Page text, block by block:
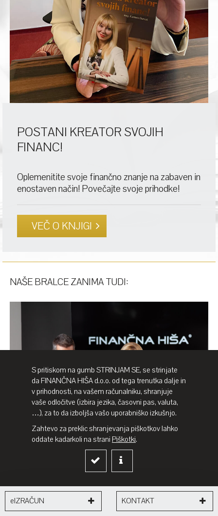
POSTANI KREATOR SVOJIH
FINANC!
Oplemenitite svoje finančno znanje na zabaven in
enostaven način! Povečajte svoje prihodke!
VEČ O KNJIGI
NAŠE BRALCE ZANIMA TUDI:
ZAVAROVANJE
KAKO IZBRATI NAJBOLJŠE ŽIVLJENJSKO
ZAVAROVANJE V 2026?
Večina Slovencev ima življenjsko zavarovanje — a velika
večina jih nikoli ni izračunala, ali je…
EIZRAČUN KONTAKT
S pritiskom na gumb STRINJAM SE, se strinjate
da FINANČNA HIŠA d.o.o. od tega trenutka dalje in
v prihodnosti, na vašem računalniku, shranjuje
vaše odločitve (izbira jezika, časovni pas, valuta,
…), za to da izboljša vašo uporabniško izkušnjo.
Zahtevo za preklic shranjevanja piškotkov lahko
oddate kadarkoli na strani Piškotki.